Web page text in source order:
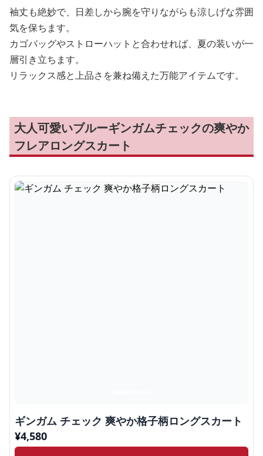
袖丈も絶妙で、日差しから腕を守りながらも涼しげな雰囲
気を保ちます。
カゴバッグやストローハットと合わせれば、夏の装いが一
層引き立ちます。
リラックス感と上品さを兼ね備えた万能アイテムです。
大人可愛いブルーギンガムチェックの爽やか
フレアロングスカート
ギンガム チェック 爽やか格子柄ロングスカート
¥4,580